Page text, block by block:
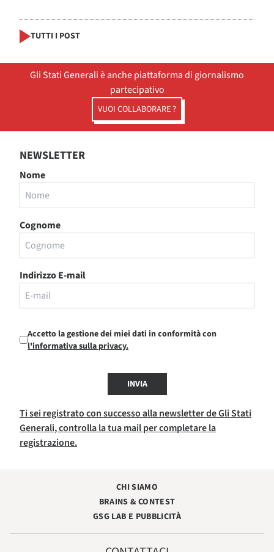
TUTTI I POST
Gli Stati Generali è anche piattaforma di giornalismo
partecipativo
VUOI COLLABORARE ?
NEWSLETTER
Nome
Cognome
Indirizzo E-mail
Accetto la gestione dei miei dati in conformità con
l'informativa sulla privacy.
INVIA
Ti sei registrato con successo alla newsletter de Gli Stati
Generali, controlla la tua mail per completare la
registrazione.
CHI SIAMO
BRAINS & CONTEST
GSG LAB E PUBBLICITÀ